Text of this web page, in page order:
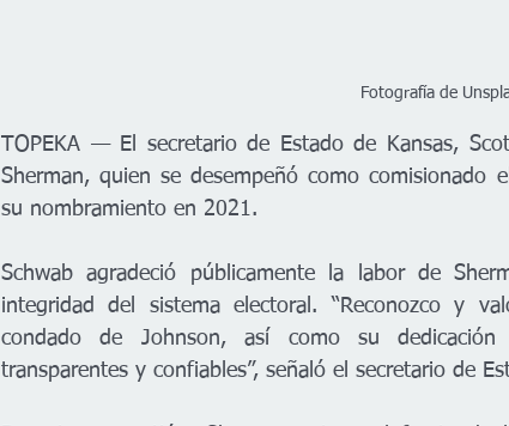
Fotografía de
TOPEKA — El secretario de Estado de Kansas,
Sherman, quien se desempeñó como comisionado
su nombramiento en 2021.
Schwab agradeció públicamente la labor de
integridad del sistema electoral. “Reconozco y
condado de Johnson, así como su dedicación
transparentes y confiables”, señaló el secretario de